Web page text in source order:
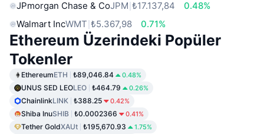
JPmorgan Chase & CoJPM ₺17.137,84
0.48%
Walmart IncWMT ₺5.367,98 0.71%
Ethereum Üzerindeki Popüler
Tokenler
EthereumETH ₺89,046.84 0.48%
UNUS SED LEOLEO ₺464.79 0.26%
ChainlinkLINK ₺388.25 0.42%
Shiba InuSHIB ₺0.0002366 0.41%
Tether GoldXAUt ₺195,670.93 1.75%